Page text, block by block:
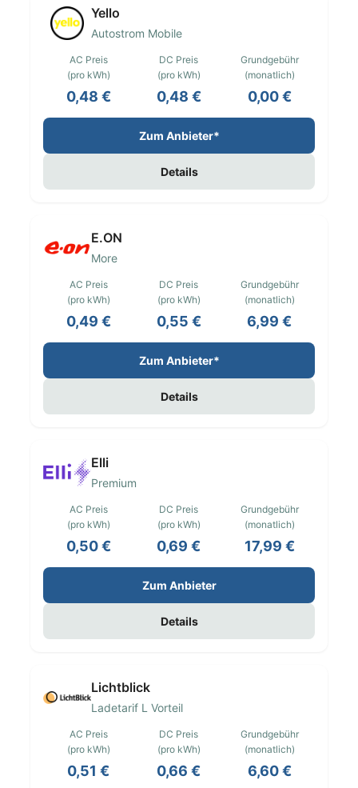
Yello
Autostrom Mobile
AC Preis
(pro kWh)
0,48 €
DC Preis
(pro kWh)
0,48 €
Grundgebühr
(monatlich)
0,00 €
Zum Anbieter*
Details
E.ON
More
AC Preis
(pro kWh)
0,49 €
DC Preis
(pro kWh)
0,55 €
Grundgebühr
(monatlich)
6,99 €
Zum Anbieter*
Details
Elli
Premium
AC Preis
(pro kWh)
0,50 €
DC Preis
(pro kWh)
0,69 €
Grundgebühr
(monatlich)
17,99 €
Zum Anbieter
Details
Lichtblick
Ladetarif L Vorteil
AC Preis
(pro kWh)
0,51 €
DC Preis
(pro kWh)
0,66 €
Grundgebühr
(monatlich)
6,60 €